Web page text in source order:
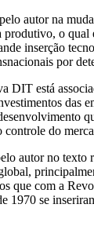
autor na
produtivo, o qual
inserção
por
DIT está
das
do
autor no texto
que com a
1970 se